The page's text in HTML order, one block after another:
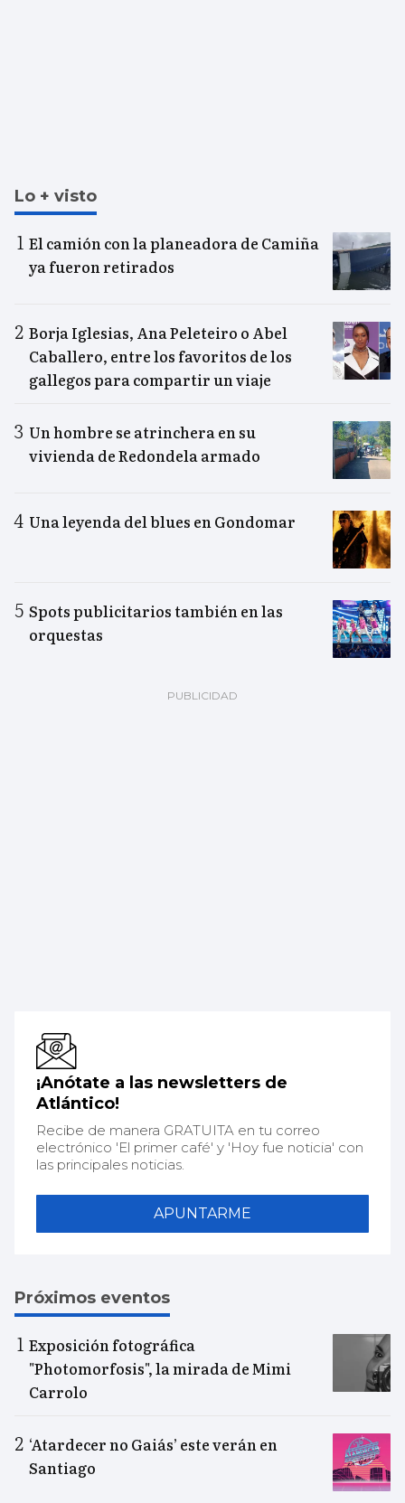
Lo + visto
El camión con la planeadora de Camiña
ya fueron retirados
Borja Iglesias, Ana Peleteiro o Abel
Caballero, entre los favoritos de los
gallegos para compartir un viaje
Un hombre se atrinchera en su
vivienda de Redondela armado
Una leyenda del blues en Gondomar
Spots publicitarios también en las
orquestas
¡Anótate a las newsletters de
Atlántico!
Recibe de manera GRATUITA en tu correo
electrónico 'El primer café' y 'Hoy fue noticia' con
las principales noticias.
APUNTARME
Próximos eventos
Exposición fotográfica
"Photomorfosis", la mirada de Mimi
Carrolo
‘Atardecer no Gaiás’ este verán en
Santiago